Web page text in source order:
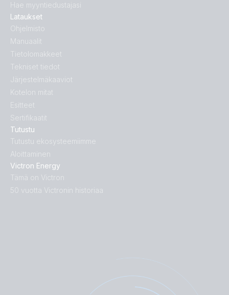
Tutustu
Tutustu ekosysteemiimme
Aloittaminen
Victron Energy
Tämä on Victron
50 vuotta Victronin historiaa
Lataukset
Ohjelmisto
Manuaalit
Tietolomakkeet
Tekniset tiedot
Järjestelmäkaaviot
Kotelon mitat
Esitteet
Sertifikaatit
Hae myyntiedustajasi